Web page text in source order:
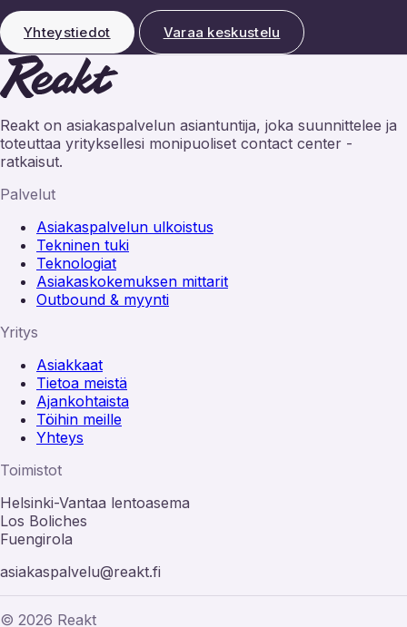
Yhteystiedot Varaa keskustelu
Reakt on asiakaspalvelun asiantuntija, joka suunnittelee ja
toteuttaa yrityksellesi monipuoliset contact center -
ratkaisut.
Palvelut
Asiakaspalvelun ulkoistus
Tekninen tuki
Teknologiat
Asiakaskokemuksen mittarit
Outbound & myynti
Yritys
Asiakkaat
Tietoa meistä
Ajankohtaista
Töihin meille
Yhteys
Toimistot
Helsinki-Vantaa lentoasema
Los Boliches
Fuengirola
asiakaspalvelu@reakt.fi
© 2026 Reakt